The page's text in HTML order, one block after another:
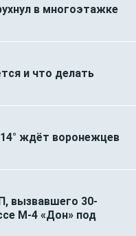
в многоэтажке
и что делать
14° ждёт воронежцев
вызвавшего 30-
М-4 «Дон» под